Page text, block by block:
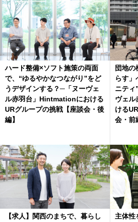
ハード整備×ソフト施策の両面
で、“ゆるやかなつながり”をど
うデザインする？─「ヌーヴェ
ル赤羽台」Hintmationにおける
URグループの挑戦【座談会・後
編】
団地の
らす」
ニティ
ヴェ
ける
会・前
【求人】関西のまちで、暮らし
主体性